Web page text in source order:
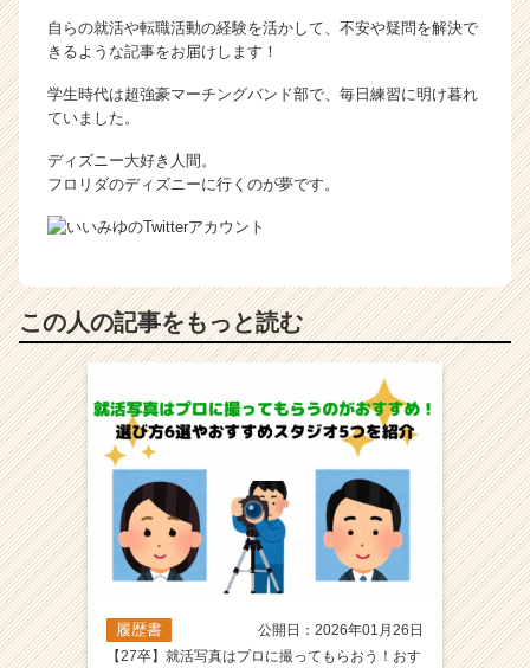
自らの就活や転職活動の経験を活かして、不安や疑問を解決で
きるような記事をお届けします！
学生時代は超強豪マーチングバンド部で、毎日練習に明け暮れ
ていました。
ディズニー大好き人間。
フロリダのディズニーに行くのが夢です。
この人の記事をもっと読む
履歴書
公開日：2026年01月26日
【27卒】就活写真はプロに撮ってもらおう！おす